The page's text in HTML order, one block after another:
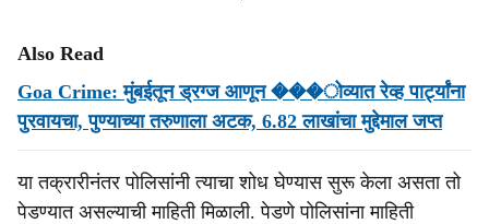
Also Read
Goa Crime: मुंबईतून ड्रग्ज आणून ���ोव्यात रेव्ह पार्ट्यांना
पुरवायचा, पुण्याच्या तरुणाला अटक, 6.82 लाखांचा मुद्देमाल जप्त
या तक्रारीनंतर पोलिसांनी त्याचा शोध घेण्यास सुरू केला असता तो
पेडण्यात असल्याची माहिती मिळाली. पेडणे पोलिसांना माहिती